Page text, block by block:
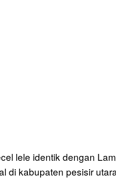
lele identik dengan
di kabupaten pesisir